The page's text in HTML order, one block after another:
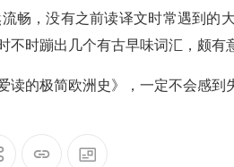
畅，没有之前读译文时常遇到的
时蹦出几个有古早味词汇，颇有
的极简欧洲史》，一定不会感到